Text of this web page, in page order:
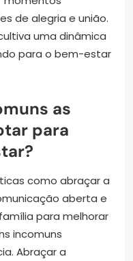
de alegria e união.
uma dinâmica
para o bem-estar
as
para
como abraçar a
aberta e
para melhorar
incomuns
Abraçar a